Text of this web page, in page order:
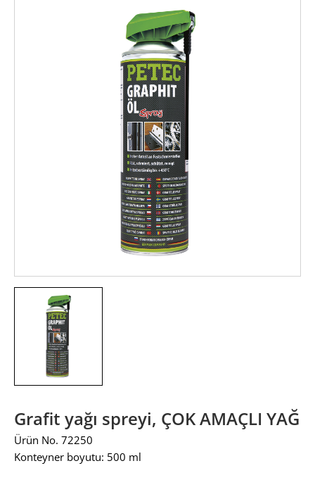
Grafit yağı spreyi, ÇOK AMAÇLI YAĞ
Ürün No. 72250
Konteyner boyutu: 500 ml